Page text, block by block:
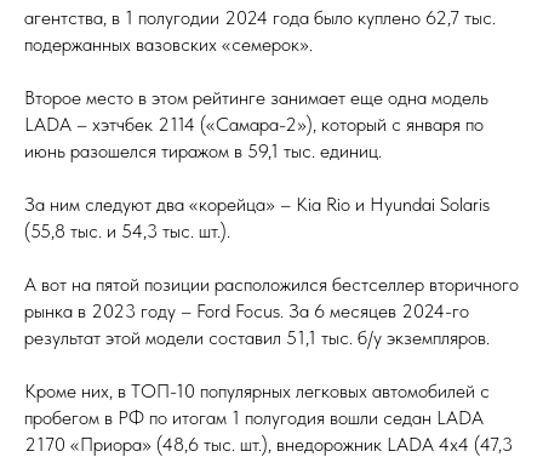
агентства, в 1 полугодии 2024 года было куплено 62,7 тыс.
подержанных вазовских «семерок».
Второе место в этом рейтинге занимает еще одна модель
LADA – хэтчбек 2114 («Самара-2»), который с января по
июнь разошелся тиражом в 59,1 тыс. единиц.
За ним следуют два «корейца» – Kia Rio и Hyundai Solaris
(55,8 тыс. и 54,3 тыс. шт.).
А вот на пятой позиции расположился бестселлер вторичного
рынка в 2023 году – Ford Focus. За 6 месяцев 2024-го
результат этой модели составил 51,1 тыс. б/у экземпляров.
Кроме них, в ТОП-10 популярных легковых автомобилей с
пробегом в РФ по итогам 1 полугодия вошли седан LADA
2170 «Приора» (48,6 тыс. шт.), внедорожник LADA 4x4 (47,3